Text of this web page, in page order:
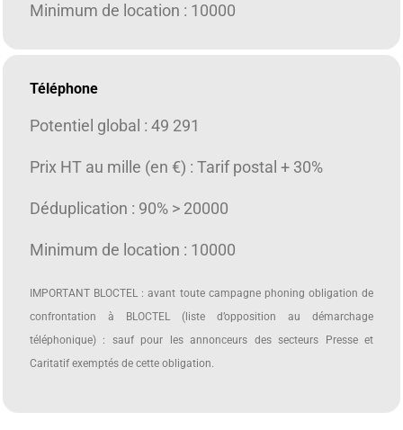
Minimum de location : 10000
Téléphone
Potentiel global : 49 291
Prix HT au mille (en €) : Tarif postal + 30%
Déduplication : 90% > 20000
Minimum de location : 10000
IMPORTANT BLOCTEL : avant toute campagne phoning obligation de
confrontation à BLOCTEL (liste d’opposition au démarchage
téléphonique) : sauf pour les annonceurs des secteurs Presse et
Caritatif exemptés de cette obligation.